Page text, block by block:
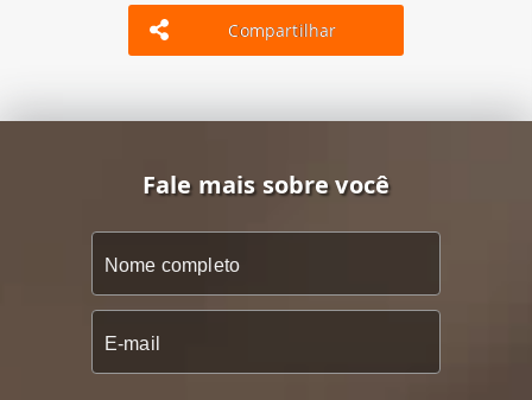
Compartilhar
Fale mais sobre você